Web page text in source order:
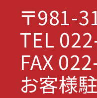
〒981-
TEL
FAX
お客様